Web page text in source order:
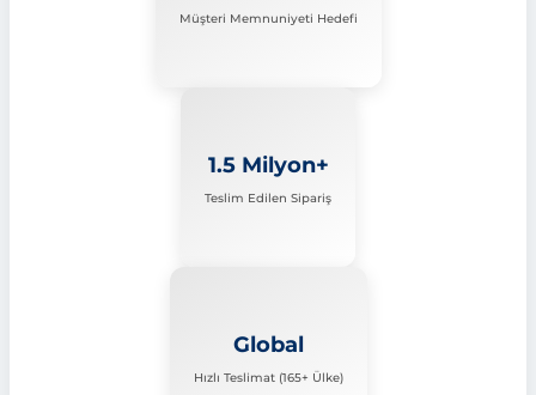
Müşteri Memnuniyeti Hedefi
1.5 Milyon+
Teslim Edilen Sipariş
Global
Hızlı Teslimat (165+ Ülke)